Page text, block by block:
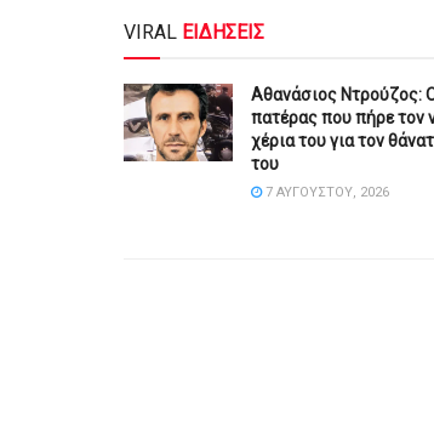
VIRAL ΕΙΔΗΣΕΙΣ
Αθανάσιος Ντρούζος:
πατέρας που πήρε τον
χέρια του για τον
του
7 ΑΥΓΟΎΣΤΟΥ, 2026